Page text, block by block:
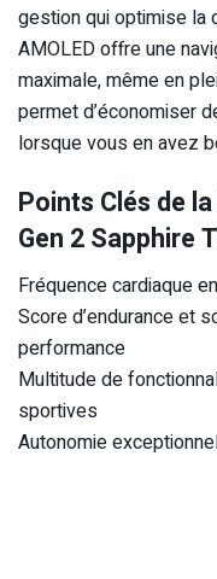
gestion qui optimise la
AMOLED offre une
maximale, même en
permet d’économiser
lorsque vous en avez
Points Clés de
Gen 2 Sapphire
Fréquence cardiaque
Score d’endurance et
performance
Multitude de
sportives
Autonomie